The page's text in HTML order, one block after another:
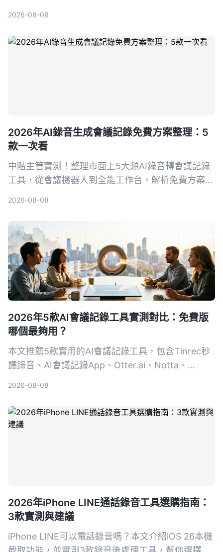
的會議記錄幫手，再也不怕漏掉關鍵決策。
2026-08-08
2026年AI錄音生成會議記錄免費方案整理：5
款一次看
中階主管實測！整理市面上5大類AI錄音轉會議記錄
工具，從會議機器人到全能工作台，解析免費方案與
2026-08-08
2026年5款AI會議記錄工具實測對比：免費版
哪個最夠用？
本文推薦5款實用的AI會議記錄工具，包含Tinrec秒
聽錄音、AI會議記錄App、Otter.ai、Notta、
2026-08-08
2026年iPhone LINE通話錄音工具選購指南：
3款實測與建議
iPhone LINE可以電話錄音嗎？本文介紹iOS 26本機